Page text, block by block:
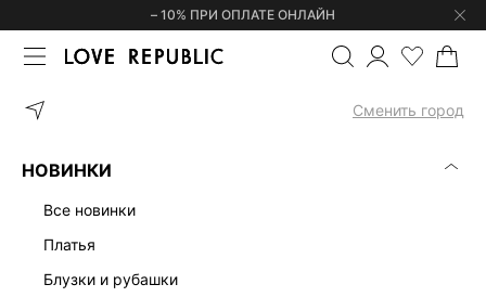
– 10% ПРИ ОПЛАТЕ ОНЛАЙН
Сменить город
НОВИНКИ
все новинки
платья
блузки и рубашки
ГЛАВНАЯ ТОП ИЗ ХЛОПКА